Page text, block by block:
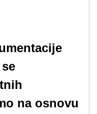
na osnovu